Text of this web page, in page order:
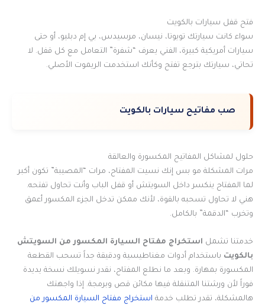
فتح قفل سيارات بالكويت
سواء كانت سيارتك تويوتا، نيسان، مرسيدس، بي إم دبليو، أو حتى
سيارات أمريكية كبيرة، الفني يعرف “شفرة” التعامل مع كل قفل. لا
تحاتي، سيارتك بترجع تفتح وكأنك استخدمت الريموت الأصلي.
صب مفاتيح سيارات بالكويت
حلول لمشاكل المفاتيح المكسورة والعالقة
مرات المشكلة مو بس إنك نسيت المفتاح، مرات “المصيبة” تكون أكبر
لما المفتاح ينكسر داخل السويتش أو قفل الباب وأنت تحاول تفتحه.
هني لا تحاول تسحبه بالقوة، لأنك ممكن تدخل الجزء المكسور أعمق
وتخرب “الدقمة” بالكامل.
خدمتنا تشمل استخراج مفتاح السيارة المكسور من السويتش
بالكويت باستخدام أدوات مغناطيسية ودقيقة جداً تسحب القطعة
المكسورة بمهارة. وبعد ما نطلع المفتاح، نقدر نسويلك نسخة يديدة
فوراً لأن ورشتنا المتنقلة فيها مكائن قص وبرمجة. إذا واجهتك
هالمشكلة، تقدر تطلب خدمة استخراج مفتاح السيارة المكسور من